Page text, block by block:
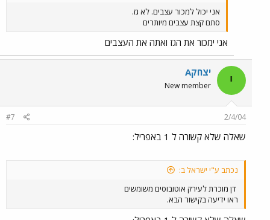
אני יכול למכור עצבים. לא גז.
סתם קצת עצבים מיותרים
אני ימכור את הגז ואתה את העצבים
י יצחקA
New member
2/4/04
#7
שאלה שלא קשורה ל 1 באפריל:
נכתב ע"י ישראל ב:
דן מוכרת לעירק אוטובוסים משומשים
ראו ידיעה בקישור הבא.